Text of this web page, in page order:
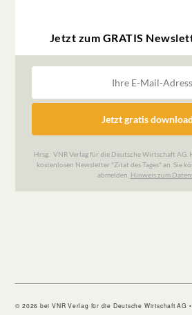
© 2026 bei VNR Verlag für die Deutsche Wirtschaft AG •